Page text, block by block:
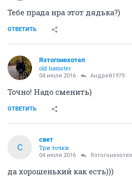
Тебе прада нра этот дядька?)
ОТВЕТИТЬ
Яэтогонехотел
old hamster
04 июля 2016 Андрей1979
Точно! Надо сменить)
ОТВЕТИТЬ
С
свет
Три точки
04 июля 2016 Яэтогонехотел
да хорошенький как есть)))